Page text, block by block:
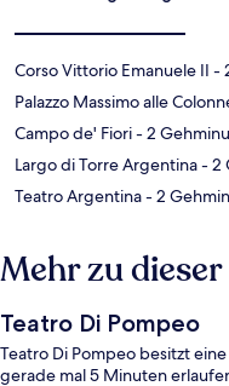
Corso Vittorio Emanuele II -
Palazzo Massimo alle
Campo de' Fiori- 2
Largo di Torre Argentina- 2
Teatro Argentina- 2
Mehr zu
Teatro Di Pompeo
Teatro Di Pompeo besitzt
gerade mal 5 Minuten